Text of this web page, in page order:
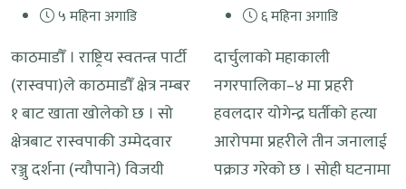
५ महिना अगाडि
काठमाडौँ । राष्ट्रिय स्वतन्त्र पार्टी
(रास्वपा)ले काठमाडौँ क्षेत्र नम्बर
१ बाट खाता खोलेको छ । सो
क्षेत्रबाट रास्वपाकी उम्मेदवार
रञ्जु दर्शना (न्यौपाने) विजयी
६ महिना अगाडि
दार्चुलाको महाकाली
नगरपालिका–४ मा प्रहरी
हवलदार योगेन्द्र घर्तीको हत्या
आरोपमा प्रहरीले तीन जनालाई
पक्राउ गरेको छ । सोही घटनामा